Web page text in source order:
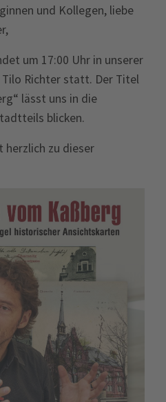
und Kollegen, liebe
um 17:00 Uhr in unserer
Richter statt. Der Titel
lässt uns in die
blicken.
herzlich zu dieser